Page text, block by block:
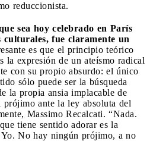
reduccionista.
sea hoy celebrado en París
culturales, fue claramente un
es que el principio teórico
la expresión de un ateísmo radical
con su propio absurdo: el único
sólo puede ser la búsqueda
la propia ansia implacable de
prójimo ante la ley absoluta del
Massimo Recalcati. “Nada.
tiene sentido adorar es la
No hay ningún prójimo, a no